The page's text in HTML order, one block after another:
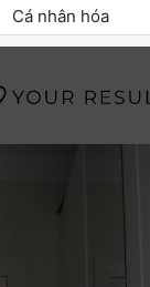
Cá nhân hóa